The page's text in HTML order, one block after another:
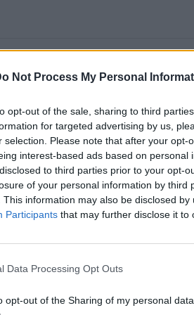
Not Process My Personal
opt-out of the sale, sharing to third
for targeted advertising by us,
selection. Please note that after your opt-
interest-based ads based on personal
to third parties prior to your opt-
of your personal information by third
This information may also be disclosed
Participants that may further disclose it to
Data Processing Opt Outs
opt-out of the Sharing of my personal data.
...
το περίεργο συναίσθημα του
και μέρη; Αυτό είναι για
πηγή έμπνευσης κι